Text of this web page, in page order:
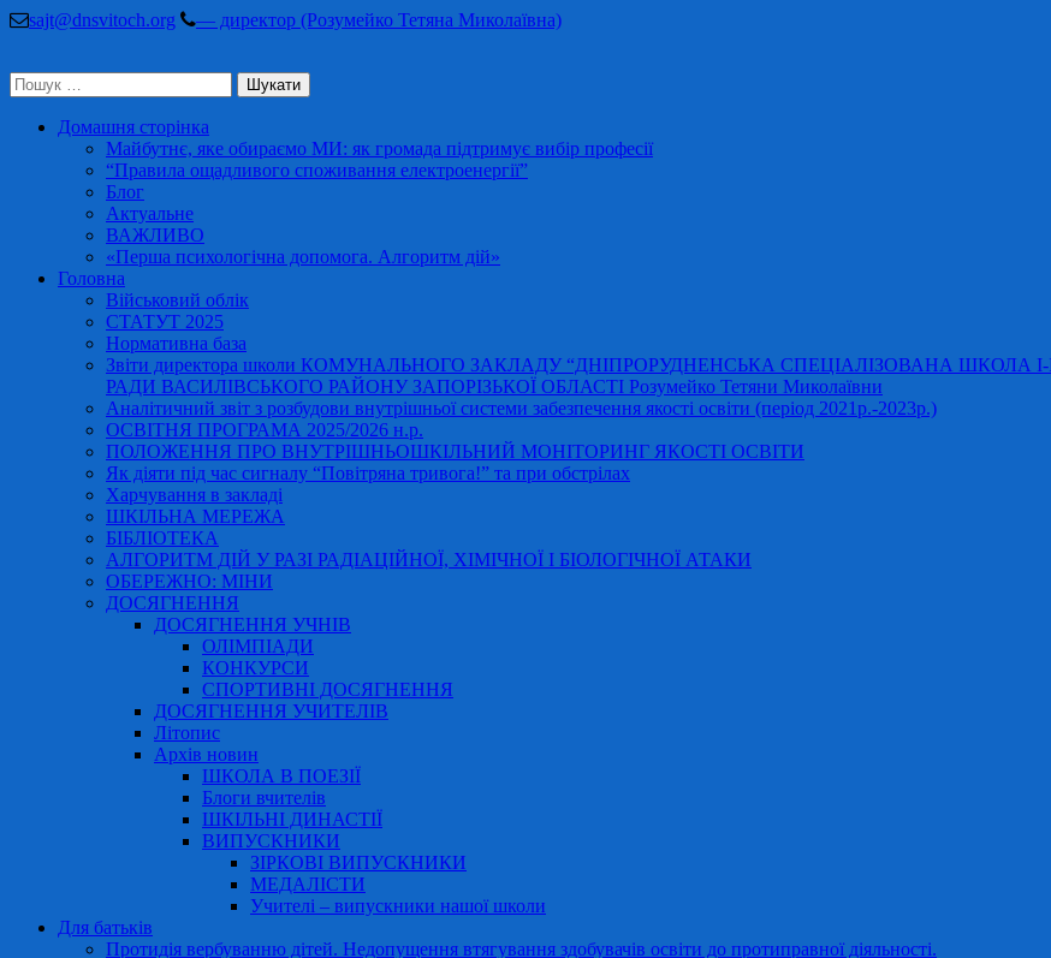
Перейти
(натисніть
sajt@dnsvitoch.org — директор (Розумейко Тетяна Миколаївна)
Пошук:
Домашня сторінка
Майбутнє, яке обираємо МИ: як громада підтримує вибір професії
“Правила ощадливого споживання електроенергії”
Блог
Актуальне
ВАЖЛИВО
«Перша психологічна допомога. Алгоритм дій»
Головна
Військовий облік
СТАТУТ 2025
Нормативна база
Звіти директора школи КОМУНАЛЬНОГО ЗАКЛАДУ “ДНІПРОРУДНЕНСЬКА СПЕЦІАЛІЗОВАНА ШКОЛА
РАДИ ВАСИЛІВСЬКОГО РАЙОНУ ЗАПОРІЗЬКОЇ ОБЛАСТІ Розумейко Тетяни Миколаївни
Аналітичний звіт з розбудови внутрішньої системи забезпечення якості освіти (період 2021р.-2023р.)
ОСВІТНЯ ПРОГРАМА 2025/2026 н.р.
ПОЛОЖЕННЯ ПРО ВНУТРІШНЬОШКІЛЬНИЙ МОНІТОРИНГ ЯКОСТІ ОСВІТИ
Як діяти під час сигналу “Повітряна тривога!” та при обстрілах
Харчування в закладі
ШКІЛЬНА МЕРЕЖА
БІБЛІОТЕКА
АЛГОРИТМ ДІЙ У РАЗІ РАДІАЦІЙНОЇ, ХІМІЧНОЇ І БІОЛОГІЧНОЇ АТАКИ
ОБЕРЕЖНО: МІНИ
ДОСЯГНЕННЯ
ДОСЯГНЕННЯ УЧНІВ
ОЛІМПІАДИ
КОНКУРСИ
СПОРТИВНІ ДОСЯГНЕННЯ
ДОСЯГНЕННЯ УЧИТЕЛІВ
Літопис
Архів новин
ШКОЛА В ПОЕЗІЇ
Блоги вчителів
ШКІЛЬНІ ДИНАСТІЇ
ВИПУСКНИКИ
ЗІРКОВІ ВИПУСКНИКИ
МЕДАЛІСТИ
Учителі – випускники нашої школи
Для батьків
Протидія вербуванню дітей. Недопущення втягування здобувачів освіти до протиправної діяльності.